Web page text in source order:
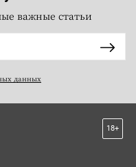
важные статьи
данных
18+